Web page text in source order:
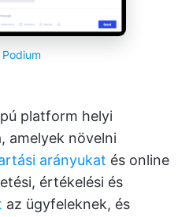
Podium
platform helyi
amelyek növelni
arányukat és online
értékelési és
az ügyfeleknek, és